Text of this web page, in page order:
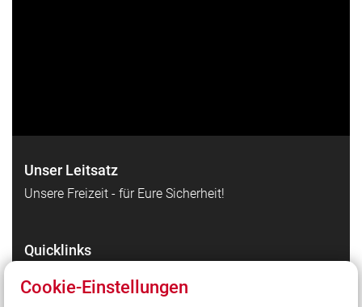
Unser Leitsatz
Unsere Freizeit - für Eure Sicherheit!
Quicklinks
Kreisbrandinspektion Aichach-Friedberg
Cookie-Einstellungen